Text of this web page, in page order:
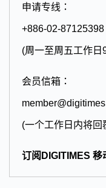
申请专线：
+886-02-87125398
(周一至周五工作日
会员信箱：
(一个工作日内将回
订阅DIGITIMES 移